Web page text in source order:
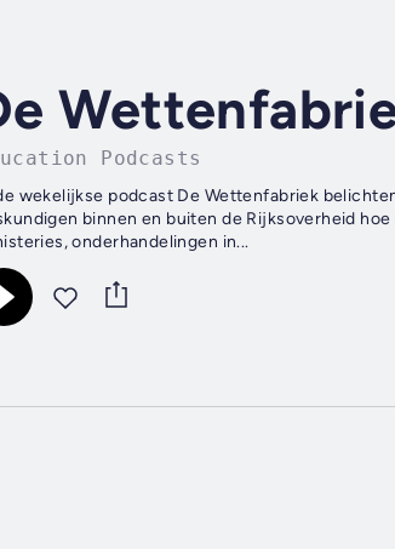
Podcasts
wekelijkse podcast De Wettenfabriek
binnen en buiten de Rijksoverheid
onderhandelingen in...